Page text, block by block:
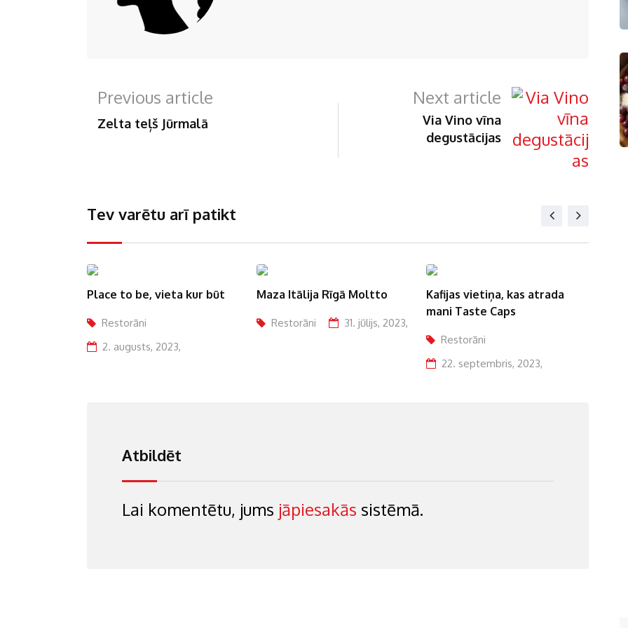
Previous article
Zelta teļš Jūrmalā
Next article
Via Vino vīna
degustācijas
Tev varētu arī patikt
Maza Itālija Rīgā Moltto
Restorāni
Kafijas vietiņa, kas atrada
Mana mīļākā Berlīnes kūciņa
Kūkotavā
Restorāni
8. novembris, 2023,
Atbildēt
Lai komentētu, jums jāpiesakās sistēmā.